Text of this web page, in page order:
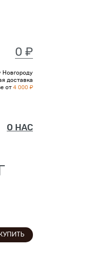
0 ₽
доставка
от 4 000 ₽
О НАС
КУПИТЬ